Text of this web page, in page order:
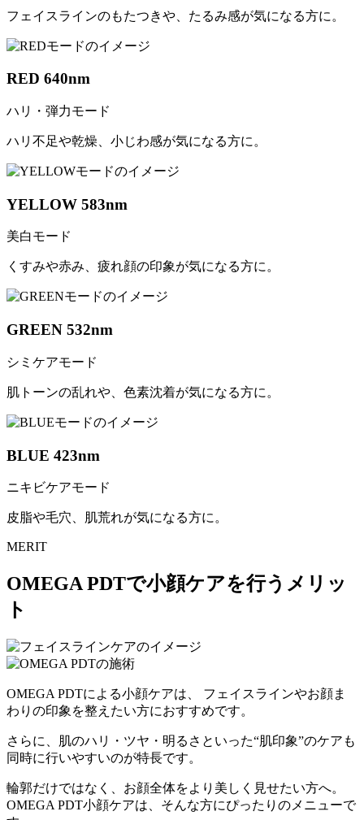
フェイスラインのもたつきや、たるみ感が気になる方に。
RED 640nm
ハリ・弾力モード
ハリ不足や乾燥、小じわ感が気になる方に。
YELLOW 583nm
美白モード
くすみや赤み、疲れ顔の印象が気になる方に。
GREEN 532nm
シミケアモード
肌トーンの乱れや、色素沈着が気になる方に。
BLUE 423nm
ニキビケアモード
皮脂や毛穴、肌荒れが気になる方に。
MERIT
OMEGA PDTで小顔ケアを行うメリッ
ト
OMEGA PDTによる小顔ケアは、 フェイスラインやお顔ま
わりの印象を整えたい方におすすめです。
さらに、肌のハリ・ツヤ・明るさといった“肌印象”のケアも
同時に行いやすいのが特長です。
輪郭だけではなく、お顔全体をより美しく見せたい方へ。
OMEGA PDT小顔ケアは、そんな方にぴったりのメニューで